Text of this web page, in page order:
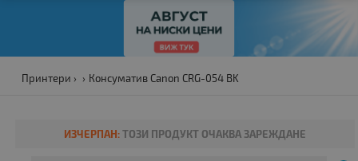
Принтери Консуматив Canon CRG-054 BK
ИЗЧЕРПАН:ТОЗИ ПРОДУКТ ОЧАКВА ЗАРЕЖДАНЕ